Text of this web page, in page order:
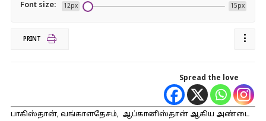
Font size: 12px 15px
PRINT
Spread the love
பாகிஸ்தான், வங்காளதேசம், ஆப்கானிஸ்தான் ஆகிய அண்டை